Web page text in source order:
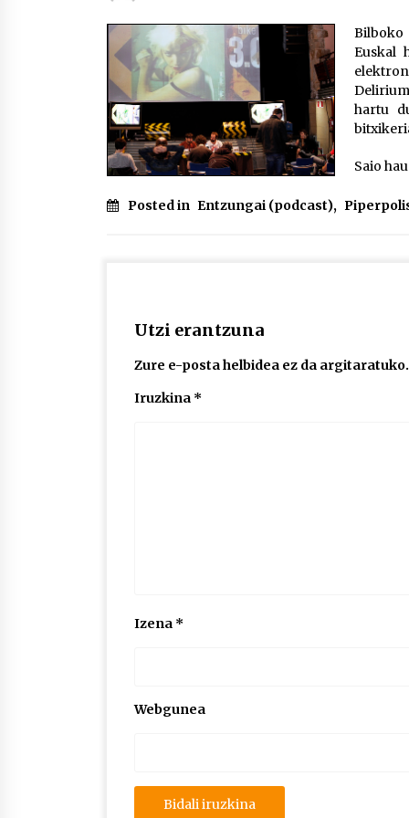
2026/07/16
POTTO: San Pedro jaietako bertso-
saioa
2026/07/09
Auritz Iñurrietaren margoak
ikusgai Uribitarte40 aretoan
Bilboko
Euskal
hartu
Saio
Posted in Entzungai (podcast),
Utzi erantzuna
Zure e-posta helbidea ez da argitaratuko.
Iruzkina *
Izena *
Webgunea